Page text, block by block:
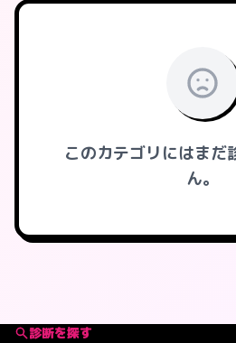
このカテゴリにはまだ
ん。
診断を探す